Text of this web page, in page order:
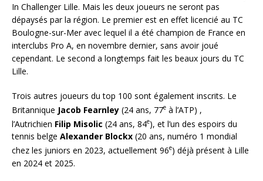
In Challenger Lille. Mais les deux joueurs ne seront pas
dépaysés par la région. Le premier est en effet licencié au TC
Boulogne-sur-Mer avec lequel il a été champion de France en
interclubs Pro A, en novembre dernier, sans avoir joué
cependant. Le second a longtemps fait les beaux jours du TC
Lille.
Trois autres joueurs du top 100 sont également inscrits. Le
Britannique Jacob Fearnley (24 ans, 77e à l’ATP) ,
l’Autrichien Filip Misolic (24 ans, 84e), et l’un des espoirs du
tennis belge Alexander Blockx (20 ans, numéro 1 mondial
chez les juniors en 2023, actuellement 96e) déjà présent à Lille
en 2024 et 2025.